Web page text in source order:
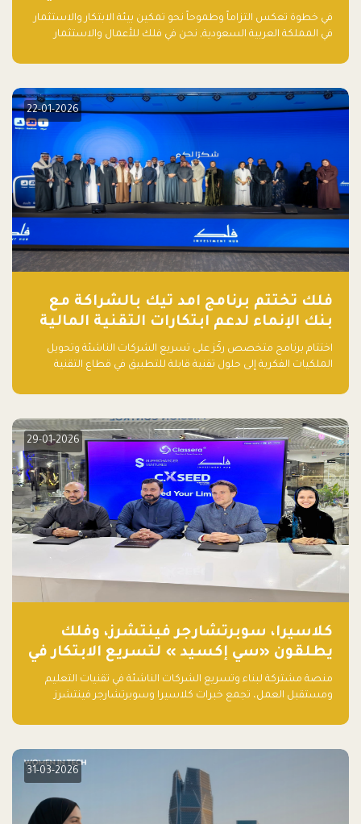
في الذكاء الاصطناعي بالمملكة العربية
السعودية
في خطوة تعكس التزاماً وطموحاً نحو تمكين بيئة الابتكار والاستثمار
في المملكة العربية السعودية, نحن في فلك للأعمال والاستثمار
الذكاء الاصطناعي: خارطة الطريق للمستثمرين ورواد الأعمال في
22-01-2026
فلك تختتم برنامج امد تيك بالشراكة مع
بنك الإنماء لدعم ابتكارات التقنية المالية
اختتام برنامج متخصص ركّز على تسريع الشركات الناشئة وتحويل
الملكيات الفكرية إلى حلول تقنية قابلة للتطبيق في قطاع التقنية
29-01-2026
كلاسيرا، سوبرتشارجر فينتشرز، وفلك
يطلقون «سي إكسيد » لتسريع الابتكار في
تقنيات التعليم ومستقبل العمل
منصة مشتركة لبناء وتسريع الشركات الناشئة في تقنيات التعليم
ومستقبل العمل، تجمع خبرات كلاسيرا وسوبرتشارجر فينتشرز
العالمية.
31-03-2026